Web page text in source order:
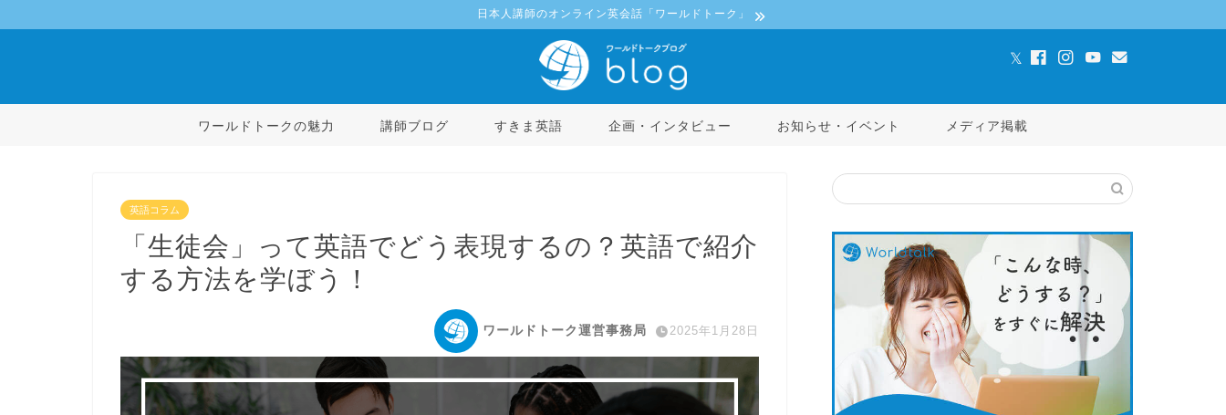
日本人講師のオンライン英会話「ワールドトーク」
ワールドトークの魅力 講師ブログ すきま英語 企画・インタビュー お知らせ・イベント メディア掲載
英語コラム
「生徒会」って英語でどう表現するの？英語で紹介
する方法を学ぼう！
ワールドトーク運営事務局 2025年1月28日